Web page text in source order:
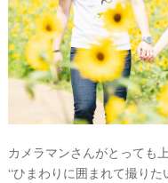
カメラマンさんがとっても
“ひまわりに囲まれて撮り